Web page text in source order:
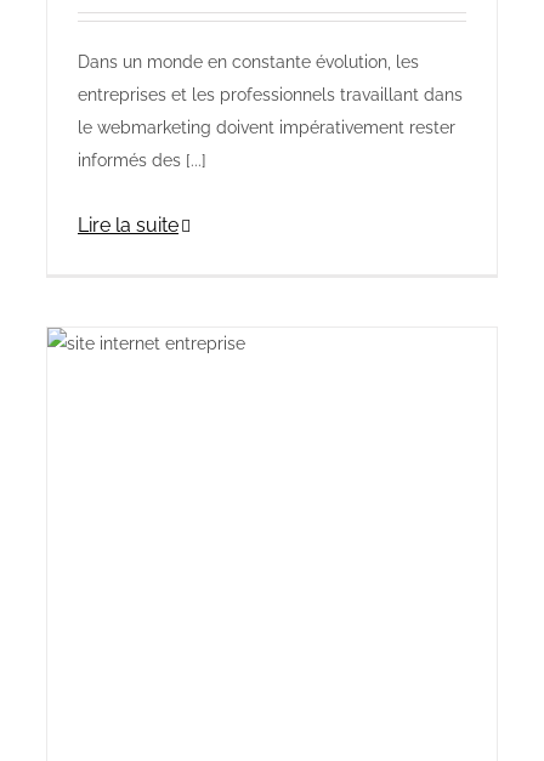
Dans un monde en constante évolution, les
entreprises et les professionnels travaillant dans
le webmarketing doivent impérativement rester
informés des [...]
Lire la suite